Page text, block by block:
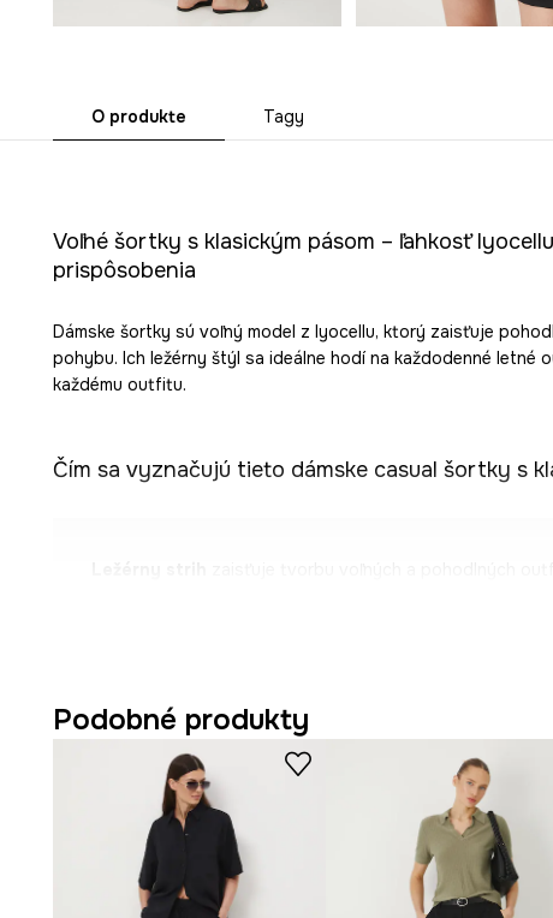
O produkte Tagy
Voľné šortky s klasickým pásom – ľahkosť
prispôsobenia
Dámske šortky sú voľný model z lyocellu, ktorý zaisťuje
pohybu. Ich ležérny štýl sa ideálne hodí na každodenné letné
každému outfitu.
Čím sa vyznačujú tieto dámske casual šortky s
Klasický pás
s elastickou gumou zaisťuje prispôsobenie
používaní.
Opasok na viazanie
v páse dodáva outfitu ľahkosť a
nastavenie.
Materiál z lyocellu
je príjemný na dotyk a zaisťuje
Podobné produkty